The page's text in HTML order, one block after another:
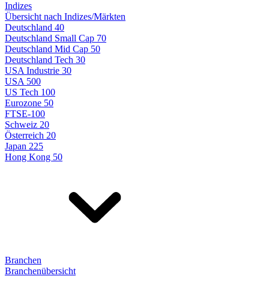
Indizes
Übersicht nach Indizes/Märkten
Deutschland 40
Deutschland Small Cap 70
Deutschland Mid Cap 50
Deutschland Tech 30
USA Industrie 30
USA 500
US Tech 100
Eurozone 50
FTSE-100
Schweiz 20
Österreich 20
Japan 225
Hong Kong 50
Branchen
Branchenübersicht